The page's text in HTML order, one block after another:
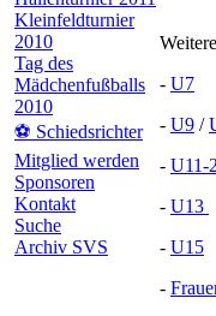
Kleinfeldturnier
2010
Tag des
Mädchenfußballs
2010
⚽ Schiedsrichter
Mitglied werden
Sponsoren
Kontakt
Suche
Archiv SVS
- U7
- U9 /
- U11-2
- U13
- U15
-